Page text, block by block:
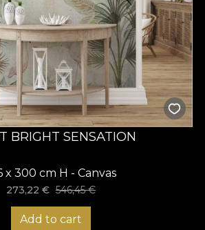
BRIGHT SENSATION
x 300 cm H - Canvas
273,22 € 546,45€
Add to cart